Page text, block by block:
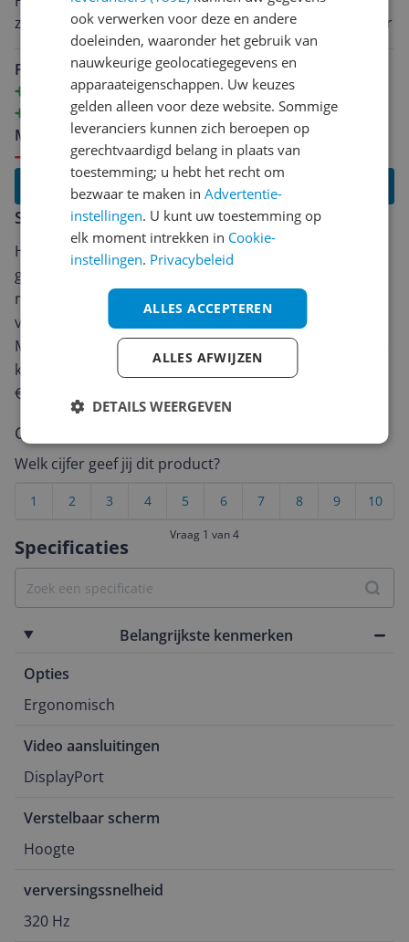
Specificaties
Belangrijkste kenmerken
Opties
Ergonomisch
Video aansluitingen
DisplayPort
Verstelbaar scherm
Hoogte
verversingssnelheid
320 Hz
zoekt ter vervanging van een dual setup.
zeker een upgrade tegenover een "standaard" monitor
Pluspunten
Beeldkwaliteit
Minpunten
Geen speaker
Lees alle reviews
Schrijf een review
Heb jij dit product in bezit en wil je graag je mening
geven? Start dan hieronder met het schrijven van je
review. Afhankelijk van de details duurt het schrijven
van een review gemiddeld tussen de 3 en 10 minuten.
Met jouw mening help je andere bezoekers een betere
keuze te maken én maak je iedere maand kans op
€250,-!
Cijfer
Welk cijfer geef jij dit product?
10
9
8
7
6
5
4
3
2
1
Vraag 1 van 4
ook verwerken voor deze en andere
doeleinden, waaronder het gebruik van
nauwkeurige geolocatiegegevens en
apparaateigenschappen. Uw keuzes
gelden alleen voor deze website. Sommige
leveranciers kunnen zich beroepen op
gerechtvaardigd belang in plaats van
toestemming; u hebt het recht om
bezwaar te maken inAdvertentie-
instellingen. U kunt uw toestemming op
elk moment intrekken in Cookie-
instellingen. Privacybeleid
ALLES ACCEPTEREN
ALLES AFWIJZEN
DETAILS WEERGEVEN